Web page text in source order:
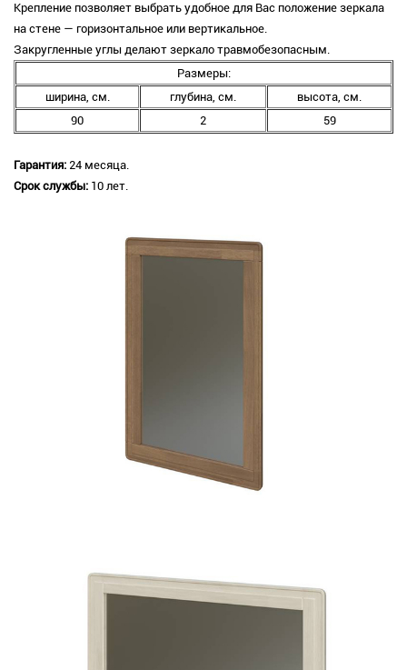
Крепление позволяет выбрать удобное для Вас положение зеркала
на стене — горизонтальное или вертикальное.
Закругленные углы делают зеркало травмобезопасным.
Размеры:
ширина, см.
глубина, см.
высота, см.
90
2 59
Гарантия: 24 месяца.
Срок службы: 10 лет.